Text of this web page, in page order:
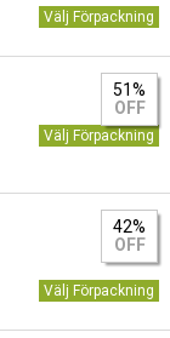
Välj Förpackning
51%
OFF
Välj Förpackning
42%
OFF
Välj Förpackning